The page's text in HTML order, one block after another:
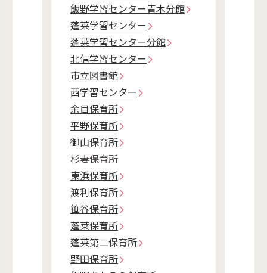
飯野学習センター青木分館
蓬莱学習センター
蓬莱学習センター分館
北信学習センター
市立図書館
西学習センター
余目保育所
平野保育所
御山保育所
杉妻保育所
東浜保育所
渡利保育所
笹谷保育所
蓬莱保育所
蓬莱第二保育所
野田保育所